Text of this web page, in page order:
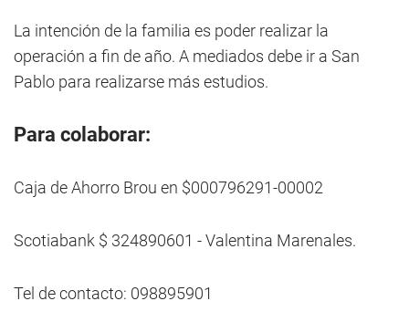
La intención de la familia es poder realizar la
operación a fin de año. A mediados debe ir a San
Pablo para realizarse más estudios.
Para colaborar:
Caja de Ahorro Brou en $000796291-00002
Scotiabank $ 324890601 - Valentina Marenales.
Tel de contacto: 098895901